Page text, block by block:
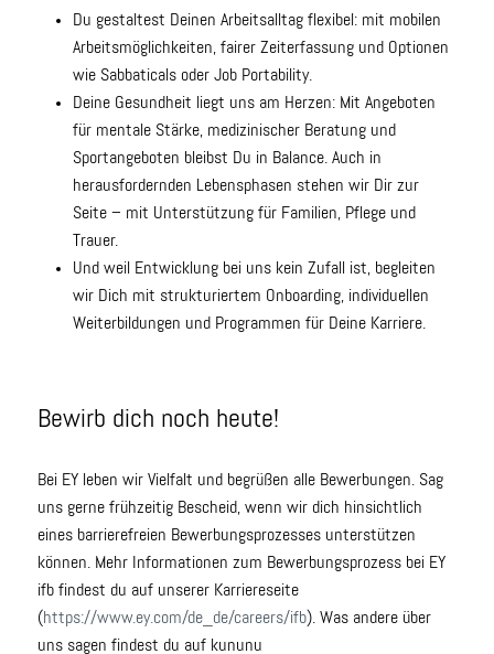
Du gestaltest Deinen Arbeitsalltag flexibel: mit mobilen
Arbeitsmöglichkeiten, fairer Zeiterfassung und Optionen
wie Sabbaticals oder Job Portability.
Deine Gesundheit liegt uns am Herzen: Mit Angeboten
für mentale Stärke, medizinischer Beratung und
Sportangeboten bleibst Du in Balance. Auch in
herausfordernden Lebensphasen stehen wir Dir zur
Seite – mit Unterstützung für Familien, Pflege und
Trauer.
Und weil Entwicklung bei uns kein Zufall ist, begleiten
wir Dich mit strukturiertem Onboarding, individuellen
Weiterbildungen und Programmen für Deine Karriere.
Bewirb dich noch heute!
Bei EY leben wir Vielfalt und begrüßen alle Bewerbungen. Sag
uns gerne frühzeitig Bescheid, wenn wir dich hinsichtlich
eines barrierefreien Bewerbungsprozesses unterstützen
können. Mehr Informationen zum Bewerbungsprozess bei EY
ifb findest du auf unserer Karriereseite
(https://www.ey.com/de_de/careers/ifb). Was andere über
uns sagen findest du auf kununu